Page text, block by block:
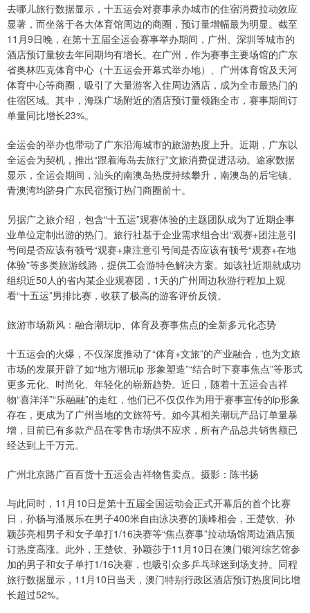
去哪儿旅行数据显示，十五运会对赛事承办城市的住宿消费拉动效应
显著，而坐落于各大体育馆周边的商圈，预订量增幅最为明显。截至
11月9日晚，在第十五届全运会赛事举办期间，广州、深圳等城市的
酒店预订量较去年同期均有增长。在广州，作为赛事主要场馆的广东
省奥林匹克体育中心（十五运会开幕式举办地）、广州体育馆及天河
体育中心等商圈，吸引了大量游客入住周边酒店，成为全市最热门的
住宿区域。其中，海珠广场附近的酒店预订量领跑全市，赛事期间订
单量同比增长23%。
全运会的举办也带动了广东沿海城市的旅游热度上升。近期，广东以
全运会为契机，推出“跟着海岛去旅行”文旅消费促进活动。途家数据
显示，全运会期间，汕头的南澳岛热度持续攀升，南澳岛的后宅镇、
青澳湾均跻身广东民宿预订热门商圈前十。
另据广之旅介绍，包含“十五运”观赛体验的主题团队成为了近期企事
业单位定制出游的热门。旅行社基于企业需求组合出“观赛+团注意引
号间是否应该有顿号“观赛+康注意引号间是否应该有顿号“观赛+在地
体验”等多类旅游线路，提供工会游特色解决方案。如该社近期就成功
组织近50人的省内某企业观赛团，1天的广州周边秋游行程加上观
看“十五运”男排比赛，收获了极高的游客评价反馈。
旅游市场新风：融合潮玩ip、体育及赛事焦点的全新多元化态势
十五运会的火爆，不仅深度推动了“体育+文旅”的产业融合，也为文旅
市场的发展开辟了如“地方潮玩ip 形象塑造”“结合时下赛事焦点”等形式
更多元化、时尚化、年轻化的崭新趋势。近日，随着十五运会吉祥
物“喜洋洋”“乐融融”的走红，他们已不仅仅作为用于赛事宣传的ip形象
存在，更成为了广州当地的文旅符号。如今其相关潮玩产品订单量暴
增，目前已有多款产品在零售市场供不应求，所有产品总共销售额已
经达到上千万元。
广州北京路广百百货十五运会吉祥物售卖点。摄影：陈书扬
与此同时，11月10日是第十五届全国运动会正式开幕后的首个比赛
日，孙杨与潘展乐在男子400米自由泳决赛的顶峰相会，王楚钦、孙
颖莎亮相男子和女子单打1/16决赛等“焦点赛事”拉动场馆周边酒店预
订热度高涨。此外，王楚钦、孙颖莎于11月10日在澳门银河综艺馆参
加的男子和女子单打1/16决赛，也吸引众多乒乓球迷到场支持。同程
旅行数据显示，11月10日当天，澳门特别行政区酒店预订热度同比增
长超过52%。